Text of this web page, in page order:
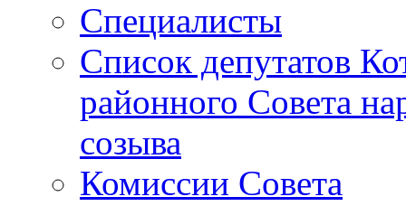
Специалисты
Список депутатов
районного Совета
созыва
Комиссии Совета